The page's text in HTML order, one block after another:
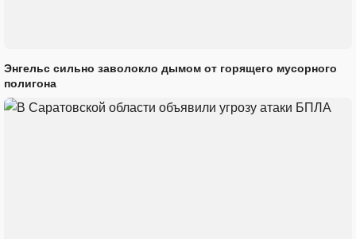
Энгельс сильно заволокло дымом от горящего мусорного
полигона